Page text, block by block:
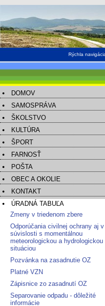
Rýchla
DOMOV
SAMOSPRÁVA
ŠKOLSTVO
KULTÚRA
ŠPORT
FARNOSŤ
POŠTA
OBEC A OKOLIE
KONTAKT
ÚRADNÁ TABUĽA
Zmeny v triedenom zbere
Odporúčania civilnej ochrany aj v
súvislosti s momentálnou
meteorologickou a hydrologickou
situáciou
Pozvánka na zasadnutie OZ
Platné VZN
Zápisnice zo zasadnutí OZ
Separovanie odpadu - dôležité
informácie